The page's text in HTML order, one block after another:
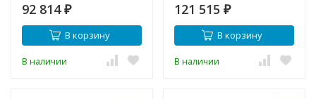
92 814 ₽
В корзину
В наличии
121 515 ₽
В корзину
В наличии